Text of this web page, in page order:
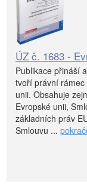
ÚZ č. 1683 -
Publikace přináší
tvoří právní
unii. Obsahuje
Evropské unii,
základních práv
Smlouvu ...